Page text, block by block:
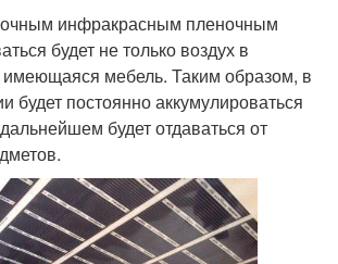
инфракрасным пленочным
будет не только воздух в
мебель. Таким образом, в
постоянно аккумулироваться
будет отдаваться от